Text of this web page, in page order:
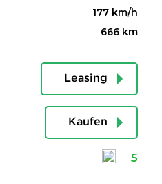
177 km/h
666 km
Leasing
Kaufen
5